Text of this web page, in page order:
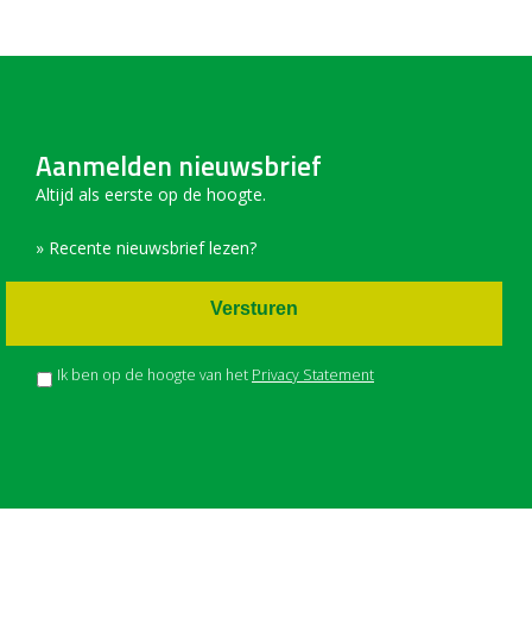
Aanmelden nieuwsbrief
Altijd als eerste op de hoogte.
» Recente nieuwsbrief lezen?
Ik ben op de hoogte van het Privacy Statement
Versturen